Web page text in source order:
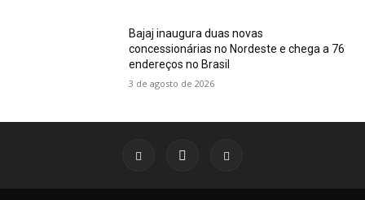
Bajaj inaugura duas novas
concessionárias no Nordeste e chega a 76
endereços no Brasil
3 de agosto de 2026